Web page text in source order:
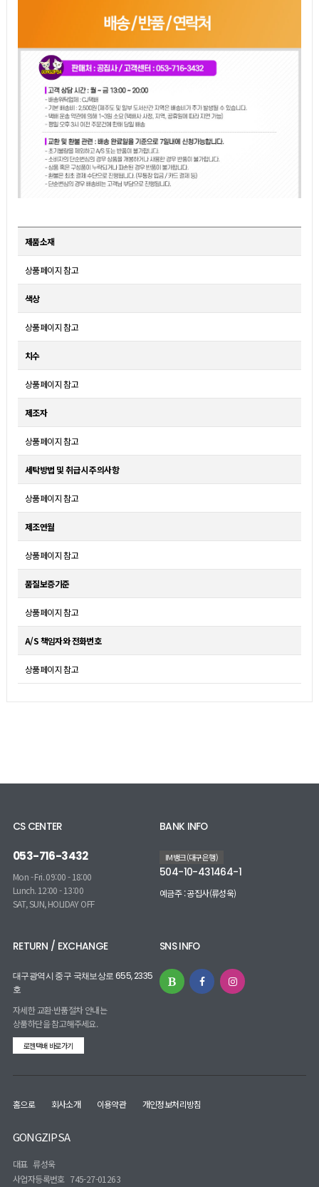
제품소재
상품페이지 참고
색상
상품페이지 참고
치수
상품페이지 참고
제조자
상품페이지 참고
세탁방법 및 취급시 주의사항
상품페이지 참고
제조연월
상품페이지 참고
품질보증기준
상품페이지 참고
A/S 책임자와 전화번호
상품페이지 참고
CS CENTER
053-716-3432
Mon - Fri. 09:00 - 18:00
Lunch. 12:00 - 13:00
SAT, SUN, HOLIDAY OFF
BANK INFO
IM뱅크(대구은행)
504-10-431464-1
예금주 : 공집사(류성욱)
RETURN / EXCHANGE
대구광역시 중구 국채보상로 655, 2335
호
자세한 교환·반품절차 안내는
상품하단을 참고해주세요.
로젠택배 바로가기
SNS INFO
홈으로 회사소개 이용약관 개인정보처리방침
GONGZIPSA
대표 류성욱
사업자등록번호 745-27-01263